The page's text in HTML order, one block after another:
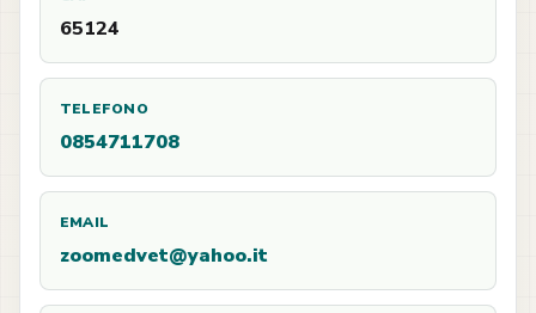
65124
TELEFONO
0854711708
EMAIL
zoomedvet@yahoo.it